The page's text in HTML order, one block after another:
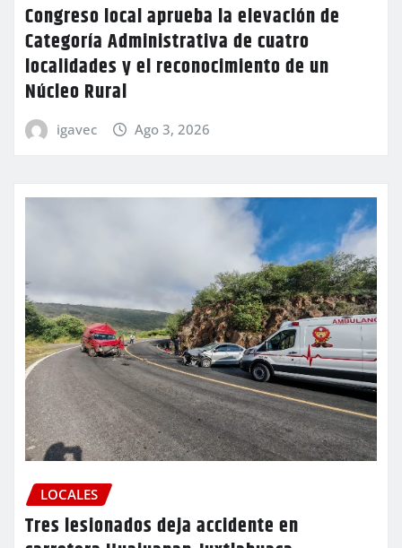
Congreso local aprueba la elevación de
Categoría Administrativa de cuatro
localidades y el reconocimiento de un
Núcleo Rural
igavec Ago 3, 2026
LOCALES
Tres lesionados deja accidente en